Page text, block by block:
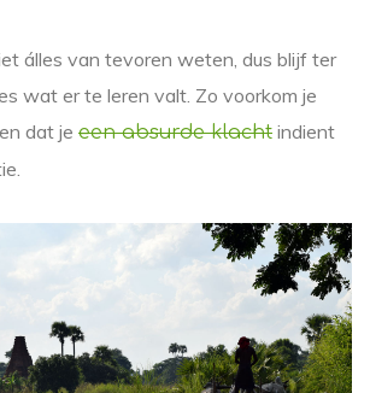
álles van tevoren weten, dus blijf ter
wat er te leren valt. Zo voorkom je
dat je een absurde klacht indient